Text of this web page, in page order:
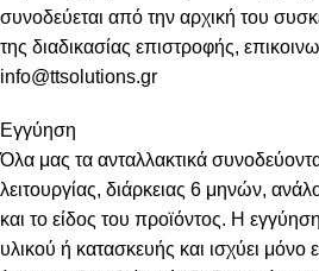
συνοδεύεται από την αρχική του
της διαδικασίας επιστροφής,
info@ttsolutions.gr
Εγγύηση
Όλα μας τα ανταλλακτικά
λειτουργίας, διάρκειας 6 μηνών,
και το είδος του προϊόντος. Η
υλικού ή κατασκευής και ισχύει μόνο